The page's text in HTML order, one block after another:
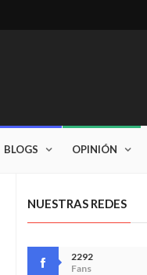
BLOGS OPINIÓN
NUESTRAS REDES
2292
Fans